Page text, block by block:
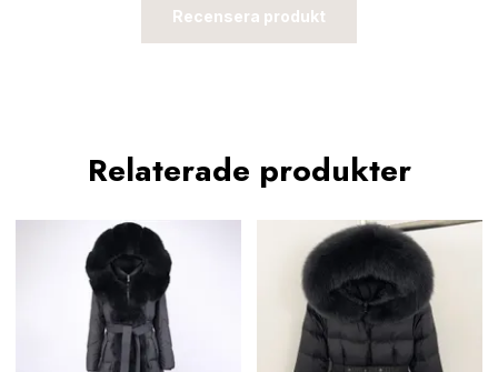
Recensera produkt
Relaterade produkter